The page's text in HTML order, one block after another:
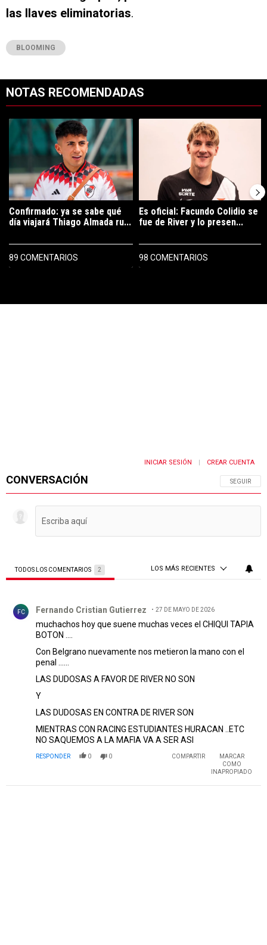
las llaves eliminatorias.
BLOOMING
NOTAS RECOMENDADAS
Un artículo de tendencia con el título "Confirmado: ya se sabe qué
Confirmado: ya se sabe qué
día viajará Thiago Almada ru...
89 COMENTARIOS
Un artículo de tendencia con el
Es oficial: Facundo Colidio se
fue de River y lo presen...
98 COMENTARIOS
CONVERSACIÓN SIGA ESTA
SEGUIR
INICIAR SESIÓN CREAR CUENTA
TODOS LOS COMENTARIOS 2 LOS MÁS RECIENTES
FC Fernando Cristian Gutierrez 27 DE MAYO DE 2026
muchachos hoy que suene muchas veces el CHIQUI TAPIA
BOTON ....
Con Belgrano nuevamente nos metieron la mano con el
penal ......
LAS DUDOSAS A FAVOR DE RIVER NO SON
Y
LAS DUDOSAS EN CONTRA DE RIVER SON
MIENTRAS CON RACING ESTUDIANTES HURACAN ..ETC
NO SAQUEMOS A LA MAFIA VA A SER ASI
RESPONDER 0 0 COMPARTIR
MARCAR
COMO
INAPROPIADO